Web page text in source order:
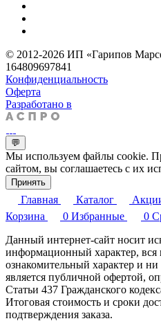
© 2012-2026 ИП «Гарипов
164809697841
Конфиденциальность
Оферта
Разработано в
💬
Мы используем файлы cookie.
сайтом, вы соглашаетесь с их
Принять
Главная Каталог
Корзина
0 Избранные 0
Данный интернет-сайт носит
информационный характер,
ознакомительный характер и
является публичной офертой,
Статьи 437 Гражданского
Итоговая стоимость и сроки
подтверждения заказа.